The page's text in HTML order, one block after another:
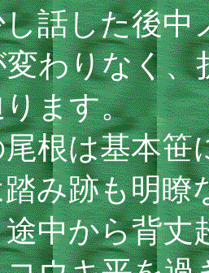
話した後中
わりなく、
ます。
根は基本笹
み跡も明瞭
中から背丈